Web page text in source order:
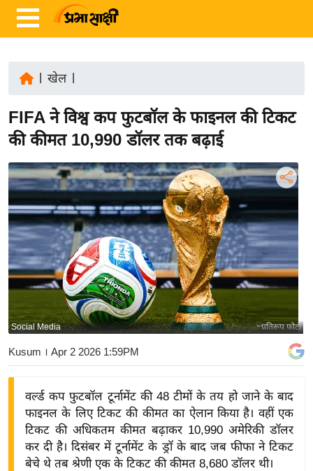
ज़ा
ख
र
रा
ष्ट्री
य
अं
त
र्रा
ष्ट्री
य
बि
ज़
द्यो
खेल|
FIFA ने विश्व कप फुटबॉल के फाइनल की टिकट
की कीमत 10,990 डॉलर तक बढ़ाई
प्रतिरूप फोटो
Social Media
Kusum । Apr 2 2026 1:59PM
वर्ल्ड कप फुटबॉल टूर्नामेंट की 48 टीमों के तय हो जाने के बाद
फाइनल के लिए टिकट की कीमत का ऐलान किया है। वहीं एक
टिकट की अधिकतम कीमत बढ़ाकर 10,990 अमेरिकी डॉलर
कर दी है। दिसंबर में टूर्नामेंट के ड्रॉ के बाद जब फीफा ने टिकट
बेचे थे तब श्रेणी एक के टिकट की कीमत 8,680 डॉलर थी।